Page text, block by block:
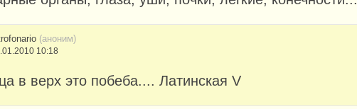
(аноним)
10:18
в верх это побеба.... Латинская V